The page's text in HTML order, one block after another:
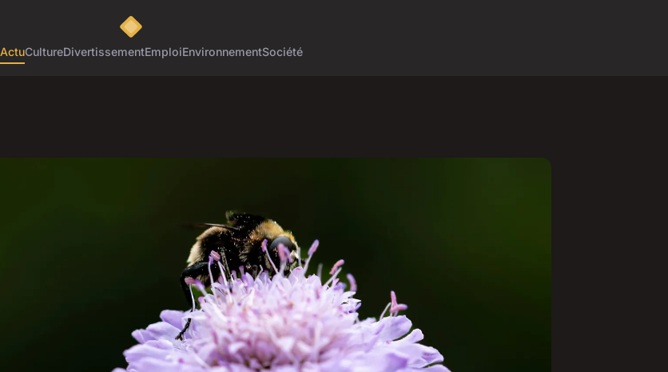
ActuCultureDivertissementEmploiEnvironnementSociété